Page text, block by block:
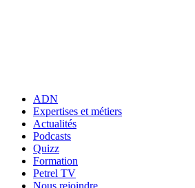
ADN
Expertises et métiers
Actualités
Podcasts
Quizz
Formation
Petrel TV